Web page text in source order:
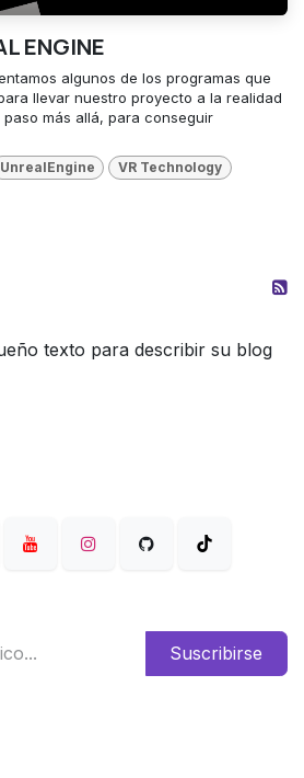
ENGINE
algunos de los programas que
llevar nuestro proyecto a la realidad
más allá, para conseguir
UnrealEngine VR Technology
texto para describir su blog
Suscribirse